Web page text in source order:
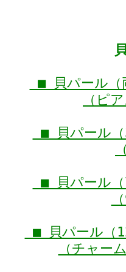
■ 貝パール（
（ピ
■ 貝パール（
■ 貝パール（
■ 貝パール（
（チャー